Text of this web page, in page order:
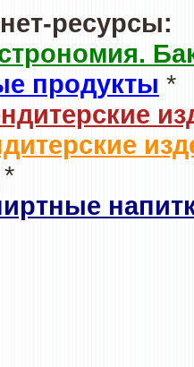
ресурсы:
продукты *
*